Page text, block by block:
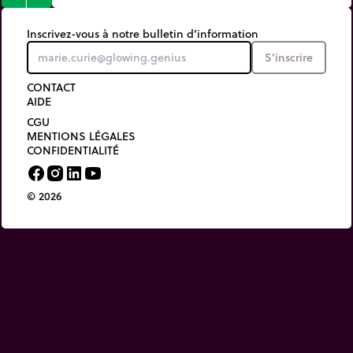
Inscrivez-vous à notre bulletin d’information
S’inscrire
CONTACT
AIDE
CGU
MENTIONS LÉGALES
CONFIDENTIALITÉ
© 2026